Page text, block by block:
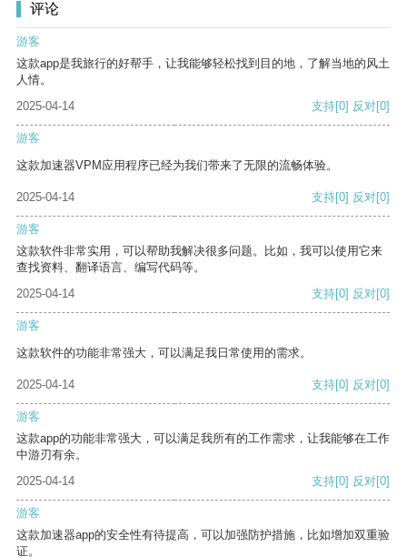
评论
游客
这款app是我旅行的好帮手，让我能够轻松找到目的地，了解当地的风土
人情。
2025-04-14
支持[0] 反对[0]
游客
这款加速器VPM应用程序已经为我们带来了无限的流畅体验。
2025-04-14 支持[0] 反对[0]
游客
这款软件非常实用，可以帮助我解决很多问题。比如，我可以使用它来
查找资料、翻译语言、编写代码等。
2025-04-14
支持[0] 反对[0]
游客
这款软件的功能非常强大，可以满足我日常使用的需求。
2025-04-14 支持[0] 反对[0]
游客
这款app的功能非常强大，可以满足我所有的工作需求，让我能够在工作
中游刃有余。
2025-04-14
支持[0] 反对[0]
游客
这款加速器app的安全性有待提高，可以加强防护措施，比如增加双重验
证。